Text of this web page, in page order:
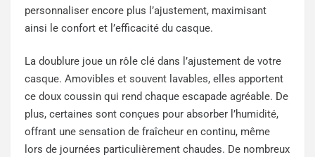
personnaliser encore plus l’ajustement, maximisant
ainsi le confort et l’efficacité du casque.
La doublure joue un rôle clé dans l’ajustement de votre
casque. Amovibles et souvent lavables, elles apportent
ce doux coussin qui rend chaque escapade agréable. De
plus, certaines sont conçues pour absorber l’humidité,
offrant une sensation de fraîcheur en continu, même
lors de journées particulièrement chaudes. De nombreux